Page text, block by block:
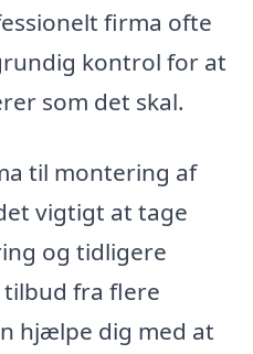
firma ofte
kontrol for at
som det skal.
til montering af
vigtigt at tage
og tidligere
fra flere
hjælpe dig med at